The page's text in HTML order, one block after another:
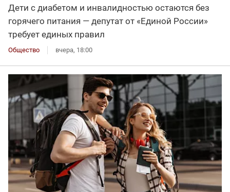
Дети с диабетом и инвалидностью остаются без
горячего питания — депутат от «Единой России»
требует единых правил
Общество вчера, 18:00